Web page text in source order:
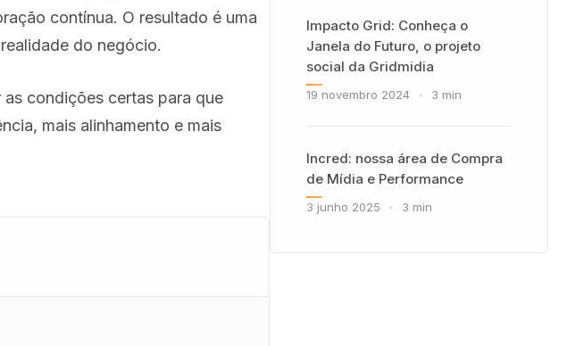
contínua. O resultado é uma
do negócio.
condições certas para que
mais alinhamento e mais
Impacto Grid: Conheça o
Janela do Futuro, o projeto
social da Gridmidia
19 novembro 2024
Incred: nossa área de Compra
de Mídia e Performance
3 junho 2025